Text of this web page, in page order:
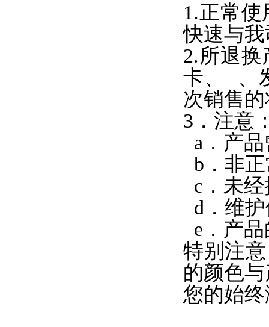
1.正常
快速与
2.所退
卡、 、
次销售
3．注意
a．产
b．非
c．未
d．维
e．产
特别注
的颜色
您的始